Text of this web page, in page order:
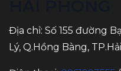
Địa chỉ: Số 155 đường
Lý, Q.Hồng Bàng,